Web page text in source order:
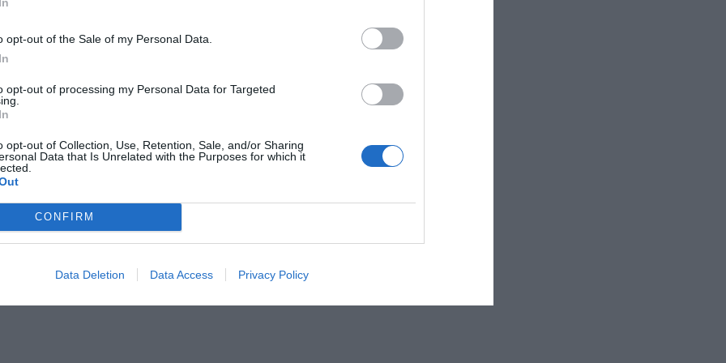
opt-out of the Sale of my Personal Data.
opt-out of processing my Personal Data for Targeted
opt-out of Collection, Use, Retention, Sale, and/or Sharing
Data that Is Unrelated with the Purposes for which it
CONFIRM
Data Deletion Data Access Privacy Policy
de les OPA:
i de quins